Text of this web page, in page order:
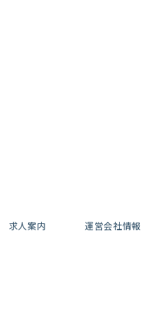
求人案内 運営会社情報